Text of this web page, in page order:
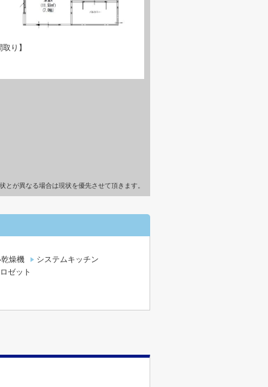
り】
とが異なる場合は現状を優先させて頂きます。
燥機
システムキッチン
ゼット